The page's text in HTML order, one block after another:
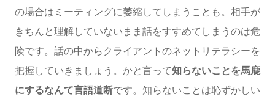
の場合はミーティングに萎縮してしまうことも。相手が
きちんと理解していないまま話をすすめてしまうのは危
険です。話の中からクライアントのネットリテラシーを
把握していきましょう。かと言って知らないことを馬鹿
にするなんて言語道断です。知らないことは恥ずかしい